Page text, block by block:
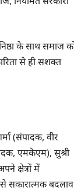
के साथ समाज
से ही सशक्त
(संपादक, वीर
एमकेएम), सुश्री
क्षेत्रों में
से सकारात्मक बदलाव